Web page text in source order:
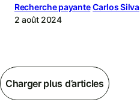
Recherche payante Carlos Silva
2 août 2024
Charger plus d’articles